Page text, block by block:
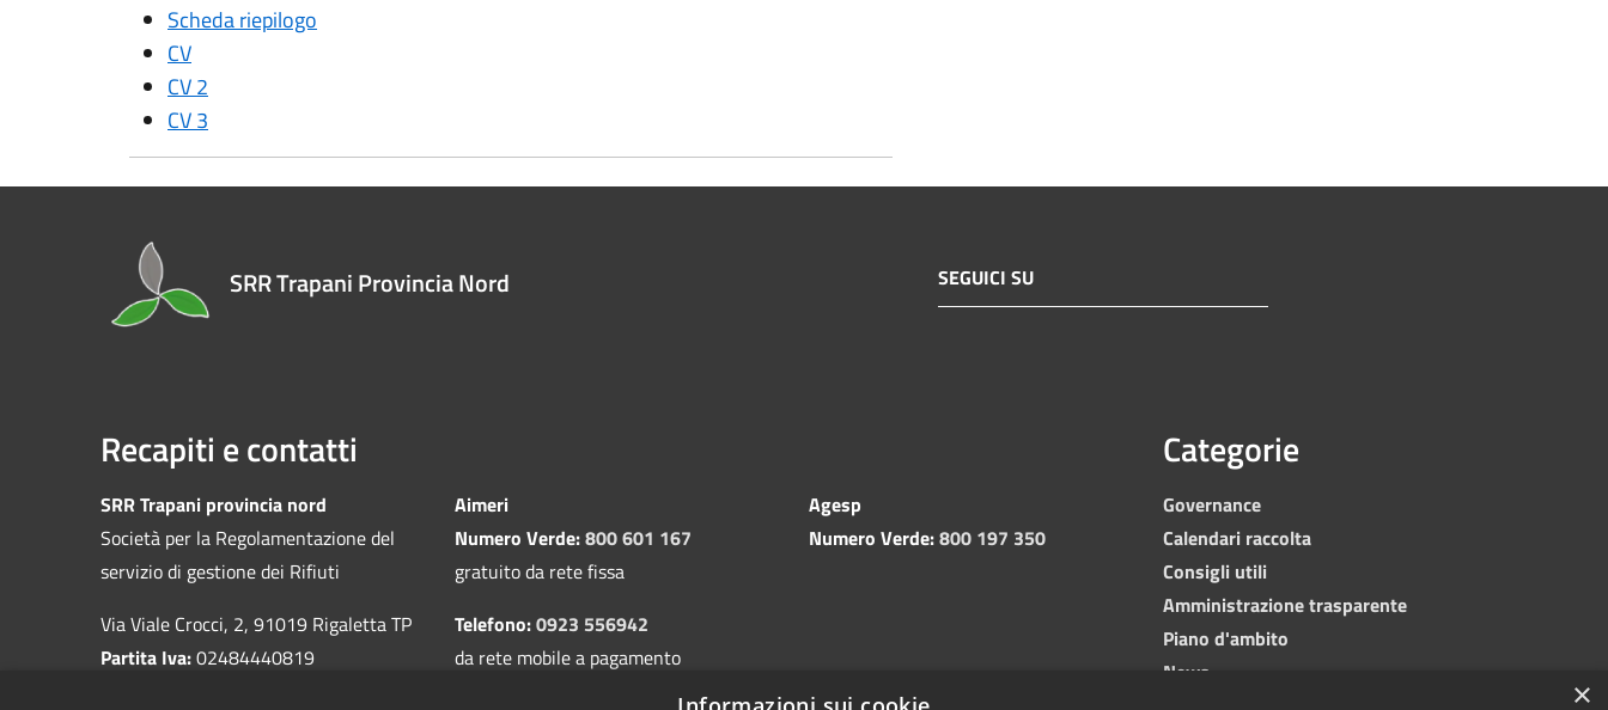
Scheda riepilogo
CV
CV 2
CV 3
SRR Trapani Provincia Nord SEGUICI SU
Recapiti e contatti
SRR Trapani provincia nord
Società per la Regolamentazione del
servizio di gestione dei Rifiuti
Via Viale Crocci, 2, 91019 Rigaletta TP
Partita Iva:02484440819
Aimeri
Numero Verde:800 601 167
gratuito da rete fissa
Telefono:0923 556942
da rete mobile a pagamento
Agesp
Numero Verde:800 197 350
Categorie
Governance
Calendari raccolta
Consigli utili
Amministrazione trasparente
Piano d'ambito
News
×